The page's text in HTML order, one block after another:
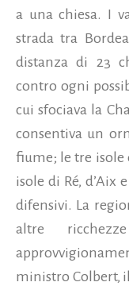
a una chiesa. I
strada tra
distanza di 23
contro ogni
cui sfociava la
consentiva un
fiume; le tre isole
isole di Ré, d’Aix
difensivi. La
altre
ministro Colbert,